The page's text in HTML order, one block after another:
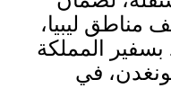
مناطق ليبيا،
بسفير المملكة
في